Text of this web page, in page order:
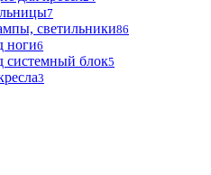
7
светильники86
ноги6
системный блок5
3